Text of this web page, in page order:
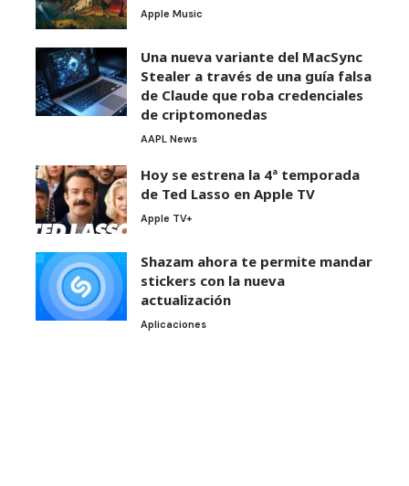
Apple Music
Una nueva variante del MacSync
Stealer a través de una guía falsa
de Claude que roba credenciales
de criptomonedas
AAPL News
Hoy se estrena la 4ª temporada
de Ted Lasso en Apple TV
Apple TV+
Shazam ahora te permite mandar
stickers con la nueva
actualización
Aplicaciones